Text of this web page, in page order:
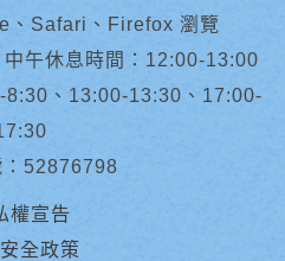
、Safari、Firefox 瀏覽
午休息時間：12:00-13:00
8:30、13:00-13:30、17:00-
：52876798
權宣告
全政策